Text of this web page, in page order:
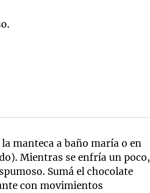
manteca a baño maría o en
Mientras se enfría un poco,
Sumá el chocolate
con movimientos